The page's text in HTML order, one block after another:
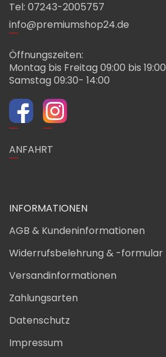
Tel: 07243-2005757
info@premiumshop24.de
Öffnungszeiten:
Montag bis Freitag 09:00 bis 19:00
Samstag 09:30- 14:00
ANFAHRT
INFORMATIONEN
AGB & Kundeninformationen
Widerrufsbelehrung & -formular
Versandinformationen
Zahlungsarten
Datenschutz
Impressum